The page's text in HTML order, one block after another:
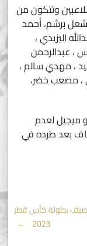
وتتكون من
برشم، أحمد
اليزيدي ،
، عبدالرحمن
، مهدي سالم ،
، مصعب خضر،
ميجيل لعدم
بعد طرده في
بطولة كأس قطر
2023
→